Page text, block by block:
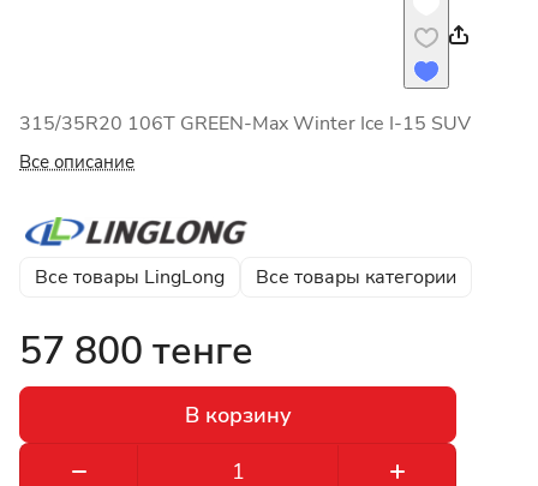
315/35R20 106T GREEN-Max Winter Ice I-15 SUV
Все описание
Все товары LingLong Все товары категории
57 800 тенге
В корзину